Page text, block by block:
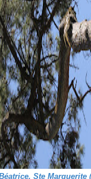
Ste Marguerite